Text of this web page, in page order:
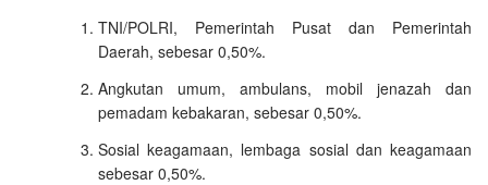
TNI/POLRI, Pemerintah Pusat dan Pemerintah
Daerah, sebesar 0,50%.
Angkutan umum, ambulans, mobil jenazah dan
pemadam kebakaran, sebesar 0,50%.
Sosial keagamaan, lembaga sosial dan keagamaan
sebesar 0,50%.